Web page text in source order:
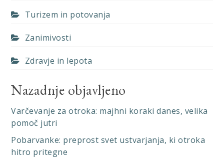
Turizem in potovanja
Zanimivosti
Zdravje in lepota
Nazadnje objavljeno
Varčevanje za otroka: majhni koraki danes, velika
pomoč jutri
Pobarvanke: preprost svet ustvarjanja, ki otroka
hitro pritegne